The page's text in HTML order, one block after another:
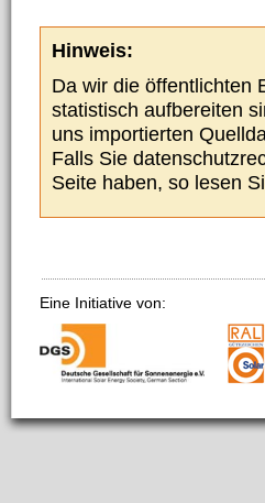
Hinweis:
Da wir die öffentlichten
statistisch aufbereiten
uns importierten
Falls Sie
Seite haben, so lesen
Eine Initiative von: